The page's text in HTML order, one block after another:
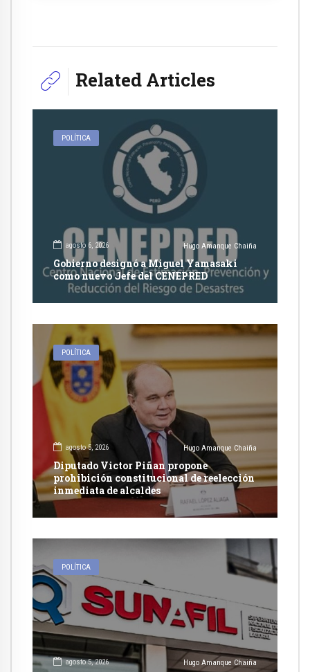
Related Articles
POLÍTICA
agosto 6, 2026 Hugo Amanque Chaiña
Gobierno designó a Miguel Yamasaki
como nuevo Jefe del CENEPRED
POLÍTICA
agosto 5, 2026 Hugo Amanque Chaiña
Diputado Victor Piñan propone
prohibición constitucional de reelección
inmediata de alcaldes
POLÍTICA
agosto 5, 2026 Hugo Amanque Chaiña